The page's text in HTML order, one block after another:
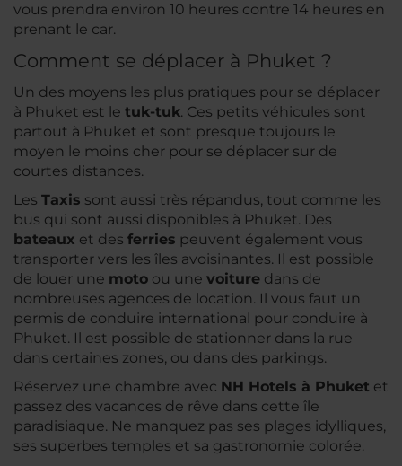
vous prendra environ 10 heures contre 14 heures en
prenant le car.
Comment se déplacer à Phuket ?
Un des moyens les plus pratiques pour se déplacer
à Phuket est le tuk-tuk. Ces petits véhicules sont
partout à Phuket et sont presque toujours le
moyen le moins cher pour se déplacer sur de
courtes distances.
Les Taxis sont aussi très répandus, tout comme les
bus qui sont aussi disponibles à Phuket. Des
bateaux et des ferries peuvent également vous
transporter vers les îles avoisinantes. Il est possible
de louer une moto ou une voiture dans de
nombreuses agences de location. Il vous faut un
permis de conduire international pour conduire à
Phuket. Il est possible de stationner dans la rue
dans certaines zones, ou dans des parkings.
Réservez une chambre avec NH Hotels à Phuket et
passez des vacances de rêve dans cette île
paradisiaque. Ne manquez pas ses plages idylliques,
ses superbes temples et sa gastronomie colorée.